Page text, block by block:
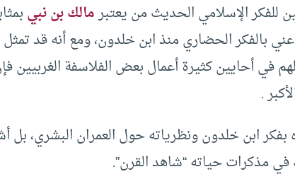
للفكر الإسلامي الحديث من يعتبرمالك بن نبي
بالفكر الحضاري منذ ابن خلدون، ومع أنه قد
في أحايين كثيرة أعمال بعض الفلاسفة الغربيين
.
بفكر ابن خلدون ونظرياته حول العمران البشري،
مذكرات حياته “شاهد القرن”.